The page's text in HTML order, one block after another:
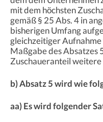
mit dem höchsten
gemäß § 25 Abs. 4 in
bisherigen Umfang
gleichzeitiger
Maßgabe des Absatzes
Zuschaueranteil
b) Absatz 5 wird wie
aa) Es wird folgender